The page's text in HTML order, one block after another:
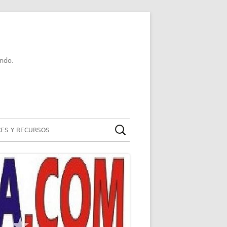
Y RECURSOS
Buscar: